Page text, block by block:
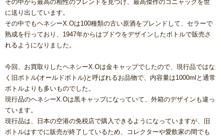
その中から最高の相性のブレンドを見つけ、最高傑作のコニャックを世
に送り出しています。
その中でもヘネシーX.Oは100種類の古い原酒をブレンドして、セラーで
熟成を行っており、1947年からはブドウをデザインしたボトルで販売さ
れるようになりました。
今回、お買取りしたヘネシーX.Oは金キャップでしたので、現行品ではな
く旧ボトル(オールドボトル)と呼ばれるお品物で、内容量は1000mlと通常
ボトルよりも多いものでした。
現行品のヘネシーX.Oは黒キャップになっていて、外箱のデザインも違っ
ています。
現行品は、日本の空港の免税店で購入できるようになっていますが、旧
ボトルはすでに販売が終了しているため、コレクターや愛飲家の間でも